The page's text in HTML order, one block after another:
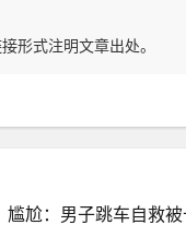
形式注明文章出处。
尴尬：男子跳车自救被